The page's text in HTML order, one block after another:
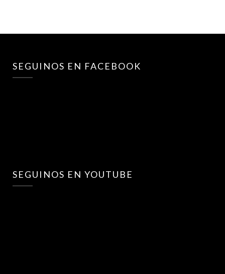
SEGUINOS EN FACEBOOK
SEGUINOS EN YOUTUBE